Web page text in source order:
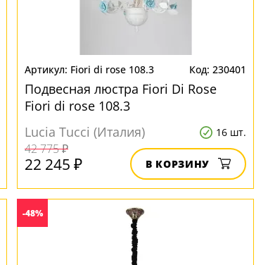
Fiori di rose 108.3 230401
Подвесная люстра Fiori Di Rose
Fiori di rose 108.3
Lucia Tucci (Италия)
16 шт.
42 775 ₽
22 245 ₽ В КОРЗИНУ
-48%